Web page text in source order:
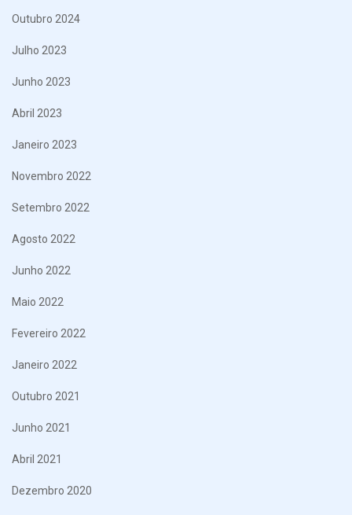
Outubro 2024
Julho 2023
Junho 2023
Abril 2023
Janeiro 2023
Novembro 2022
Setembro 2022
Agosto 2022
Junho 2022
Maio 2022
Fevereiro 2022
Janeiro 2022
Outubro 2021
Junho 2021
Abril 2021
Dezembro 2020